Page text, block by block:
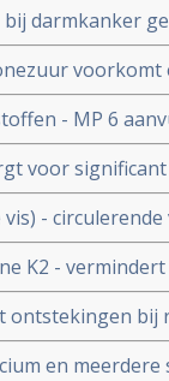
bij darmkanker
dan lage
mFOLFOX6
en
- MP 6
ernstige
voor
-
K2 -
na 1 jaar
ontstekingen
en